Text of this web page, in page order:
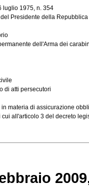
luglio 1975, n. 354
Presidente della
dell'Arma dei
di atti persecutori
materia di assicurazione
all'articolo 3 del decreto